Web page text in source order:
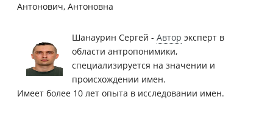
Антонович, Антоновна
Шанаурин Сергей - Автор эксперт в
области антропонимики,
специализируется на значении и
происхождении имен.
Имеет более 10 лет опыта в исследовании имен.